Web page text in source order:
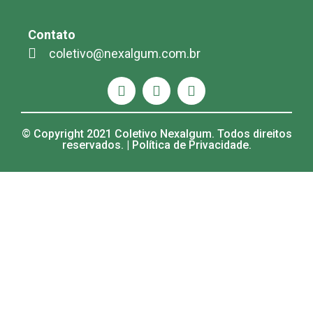
Contato
coletivo@nexalgum.com.br
© Copyright 2021 Coletivo Nexalgum. Todos direitos
reservados. | Política de Privacidade.